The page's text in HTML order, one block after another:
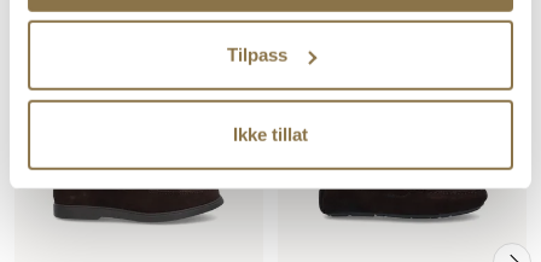
Tilpass
Ikke tillat
Lignende produkter